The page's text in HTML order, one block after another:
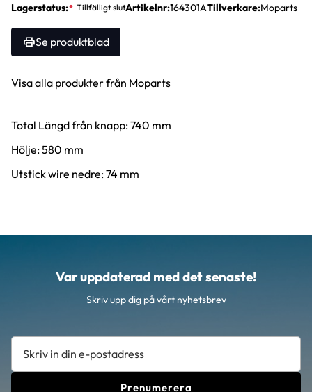
Lagerstatus Artikelnr 164301ATillverkare Moparts
Se produktblad
Visa alla produkter från Moparts
Total Längd från knapp: 740 mm
Hölje: 580 mm
Utstick wire nedre: 74 mm
Var uppdaterad med det senaste!
Skriv upp dig på vårt nyhetsbrev
Prenumerera